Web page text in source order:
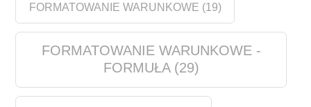
FORMATOWANIE WARUNKOWE (19)
FORMATOWANIE WARUNKOWE -
FORMUŁA(29)